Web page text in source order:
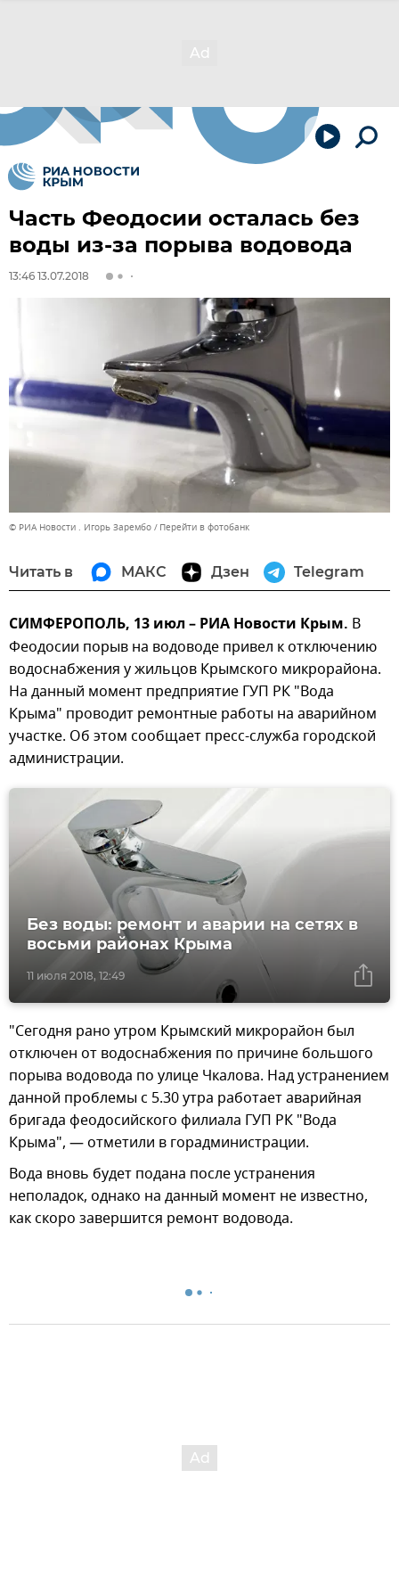
Часть Феодосии осталась без
воды из-за порыва водовода
13:46 13.07.2018
© РИА Новости . Игорь Зарембо Перейти в фотобанк
Читать в МАКС Дзен Telegram
СИМФЕРОПОЛЬ, 13 июл – РИА Новости Крым. В
Феодосии порыв на водоводе привел к отключению
водоснабжения у жильцов Крымского микрорайона.
На данный момент предприятие ГУП РК "Вода
Крыма" проводит ремонтные работы на аварийном
участке. Об этом сообщает пресс-служба городской
администрации.
11 июля 2018, 12:49
Без воды: ремонт и аварии на сетях в
восьми районах Крыма
"Сегодня рано утром Крымский микрорайон был
отключен от водоснабжения по причине большого
порыва водовода по улице Чкалова. Над устранением
данной проблемы с 5.30 утра работает аварийная
бригада феодосийского филиала ГУП РК "Вода
Крыма", — отметили в горадминистрации.
Вода вновь будет подана после устранения
неполадок, однако на данный момент не известно,
как скоро завершится ремонт водовода.